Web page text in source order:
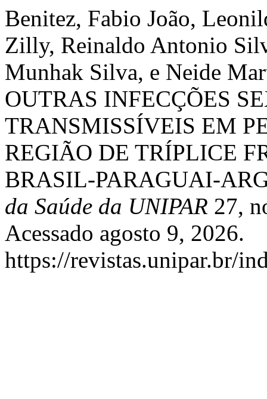
Benitez, Fabio João,
Zilly, Reinaldo Antonio
Munhak Silva, e Neide
OUTRAS INFECÇÕES
TRANSMISSÍVEIS EM
REGIÃO DE TRÍPLICE
BRASIL-PARAGUAI-
da Saúde da UNIPAR 27,
Acessado agosto 9, 2026.
https://revistas.unipar.br/